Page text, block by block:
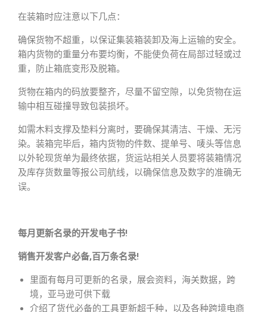
在装箱时应注意以下几点：
确保货物不超重，以保证集装箱装卸及海上运输的安全。
箱内货物的重量分布要均衡，不能使负荷在局部过轻或过
重，防止箱底变形及脱箱。
货物在箱内的码放要整齐，尽量不留空隙，以免货物在运
输中相互碰撞导致包装损坏。
如需木料支撑及垫料分离时，要确保其清洁、干燥、无污
染。装箱完毕后，箱内货物的件数、提单号、唛头等信息
以外轮现货单为最终依据，货运站相关人员要将装箱情况
及库存货数量等报公司航线，以确保信息及数字的准确无
误。
每月更新名录的开发电子书!
销售开发客户必备,百万条名录!
里面有每月可更新的名录，展会资料，海关数据，跨
境，亚马逊可供下载
介绍了货代必备的工具更新超千种，以及各种跨境电商